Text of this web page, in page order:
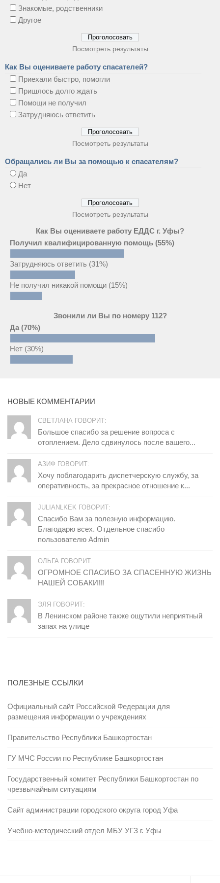
Знакомые, родственники
Другое
Посмотреть результаты
Как Вы оцениваете работу спасателей?
Приехали быстро, помогли
Пришлось долго ждать
Помощи не получил
Затрудняюсь ответить
Посмотреть результаты
Обращались ли Вы за помощью к спасателям?
Да
Нет
Посмотреть результаты
Как Вы оцениваете работу ЕДДС г. Уфы?
Получил квалифицированную помощь (55%)
Затрудняюсь ответить (31%)
Не получил никакой помощи (15%)
Звонили ли Вы по номеру 112?
Да (70%)
Нет (30%)
НОВЫЕ КОММЕНТАРИИ
СВЕТЛАНА ГОВОРИТ:
Большое спасибо за решение вопроса с
отоплением. Дело сдвинулось после вашего...
АЗИФ ГОВОРИТ:
Хочу поблагодарить диспетчерскую службу, за
оперативность, за прекрасное отношение к...
JULIANLKEK ГОВОРИТ:
Спасибо Вам за полезную информацию.
Благодарю всех. Отдельное спасибо
пользователю Admin
ОЛЬГА ГОВОРИТ:
ОГРОМНОЕ СПАСИБО ЗА СПАСЕННУЮ ЖИЗНЬ
НАШЕЙ СОБАКИ!!!
ЭЛЯ ГОВОРИТ:
В Ленинском районе также ощутили неприятный
запах на улице
ПОЛЕЗНЫЕ ССЫЛКИ
Официальный сайт Российской Федерации для
размещения информации о учреждениях
Правительство Республики Башкортостан
ГУ МЧС России по Республике Башкортостан
Государственный комитет Республики Башкортостан по
чрезвычайным ситуациям
Сайт администрации городского округа город Уфа
Учебно-методический отдел МБУ УГЗ г. Уфы